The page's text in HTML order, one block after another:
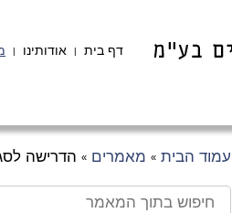
דף בית | אודותינו |
עמוד הבית » מאמרים » הדרישה